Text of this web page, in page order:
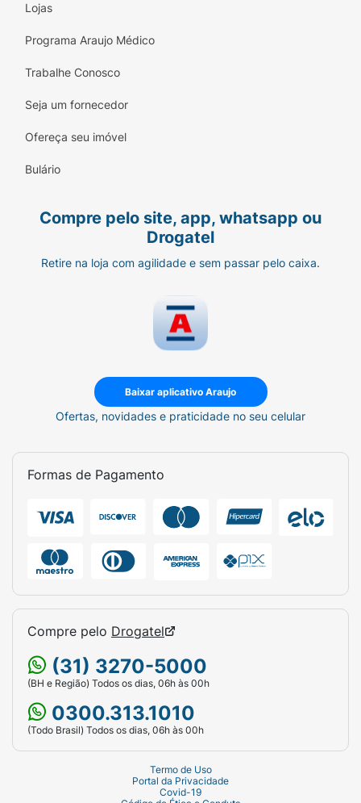
Lojas
Programa Araujo Médico
Trabalhe Conosco
Seja um fornecedor
Ofereça seu imóvel
Bulário
Compre pelo site, app, whatsapp ou
Drogatel
Retire na loja com agilidade e sem passar pelo caixa.
Baixar aplicativo Araujo
Ofertas, novidades e praticidade no seu celular
Formas de Pagamento
Compre pelo Drogatel
(31) 3270-5000
(BH e Região) Todos os dias, 06h às 00h
0300.313.1010
(Todo Brasil) Todos os dias, 06h às 00h
Termo de Uso
Portal da Privacidade
Covid-19